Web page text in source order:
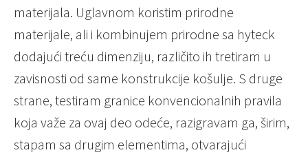
materijala. Uglavnom koristim prirodne
materijale, ali i kombinujem prirodne sa hyteck
dodajući treću dimenziju, različito ih tretiram u
zavisnosti od same konstrukcije košulje. S druge
strane, testiram granice konvencionalnih pravila
koja važe za ovaj deo odeće, razigravam ga, širim,
stapam sa drugim elementima, otvarajući